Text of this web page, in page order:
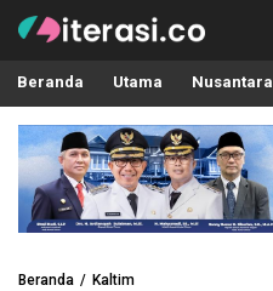
Literasi.co
Pilar Informasi
Beranda Utama Nusantara
Beranda Kaltim